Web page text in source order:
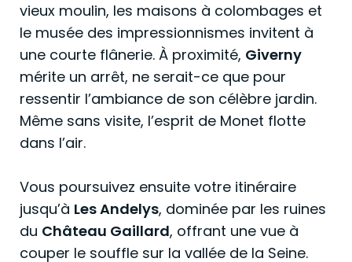
vieux moulin, les maisons à colombages et
le musée des impressionnismes invitent à
une courte flânerie. À proximité, Giverny
mérite un arrêt, ne serait-ce que pour
ressentir l’ambiance de son célèbre jardin.
Même sans visite, l’esprit de Monet flotte
dans l’air.
Vous poursuivez ensuite votre itinéraire
jusqu’à Les Andelys, dominée par les ruines
du Château Gaillard, offrant une vue à
couper le souffle sur la vallée de la Seine.